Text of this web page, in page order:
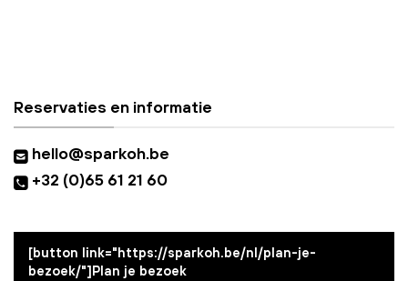
Reservaties en informatie
hello@sparkoh.be
+32 (0)65 61 21 60
[button link="https://sparkoh.be/nl/plan-je-
bezoek/"]Plan je bezoek